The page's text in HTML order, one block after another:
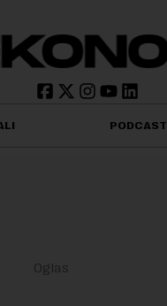
PODCAST